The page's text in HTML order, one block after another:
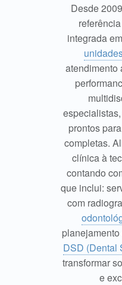
Desde
integrada
atendimento
prontos
completas.
clínica à
contando
que inclui:
com
DSD (Dental
transformar
e